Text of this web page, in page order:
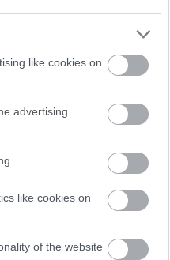
like cookies on
advertising
like cookies on
of the website
A